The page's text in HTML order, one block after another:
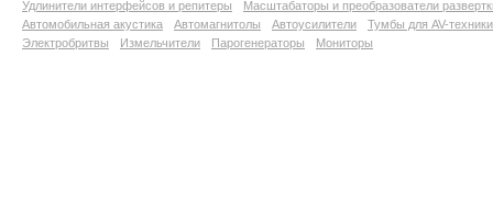
Удлинители интерфейсов и репитеры
Масштабаторы и преобразователи
Автомобильная акустика
Автомагнитолы Автоусилители
Тумбы для AV-техники
Электробритвы
Измельчители Парогенераторы Мониторы